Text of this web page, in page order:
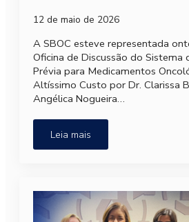
12 de maio de 2026
A SBOC esteve representada
Oficina de Discussão do Sistema
Prévia para Medicamentos
Altíssimo Custo por Dr. Clarissa
Angélica Nogueira…
Leia mais